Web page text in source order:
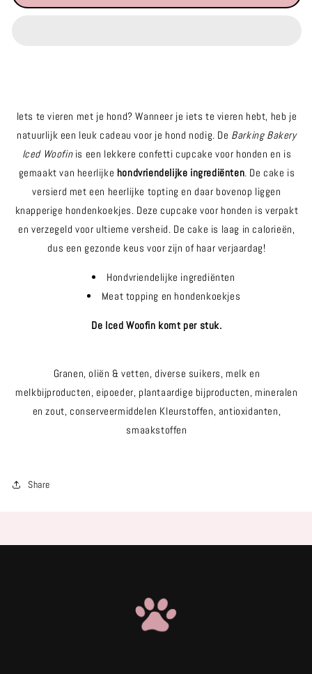
barking
barking
Iets te vieren met je hond? Wanneer je iets te vieren hebt, heb je
natuurlijk een leuk cadeau voor je hond nodig. De Barking Bakery
Iced Woofinis een lekkere confetti cupcake voor honden en is
gemaakt van heerlijke hondvriendelijke ingrediënten. De cake is
versierd met een heerlijke topting en daar bovenop liggen
knapperige hondenkoekjes. Deze cupcake voor honden is verpakt
en verzegeld voor ultieme versheid. De cake is laag in calorieën,
dus een gezonde keus voor zijn of haar verjaardag!
Hondvriendelijke ingrediënten
Meat topping en hondenkoekjes
De Iced Woofin komt per stuk.
Granen, oliën & vetten, diverse suikers, melk en
melkbijproducten, eipoeder, plantaardige bijproducten, mineralen
en zout, conserveermiddelen Kleurstoffen, antioxidanten,
smaakstoffen
Share